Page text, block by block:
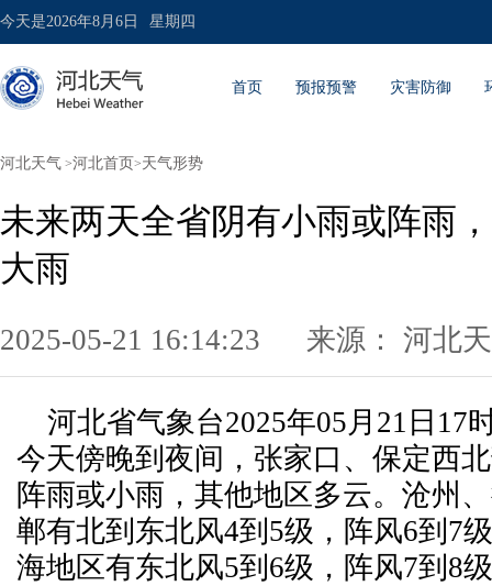
今天是2026年8月6日 星期四
首页 预报预警 灾害防御
河北天气 >河北首页 >天气形势
未来两天全省阴有小雨或阵雨
大雨
2025-05-21 16:14:23 来源： 河北
河北省气象台2025年05月21日17
今天傍晚到夜间，张家口、保定西
阵雨或小雨，其他地区多云。沧州
郸有北到东北风4到5级，阵风6到7
海地区有东北风5到6级，阵风7到8